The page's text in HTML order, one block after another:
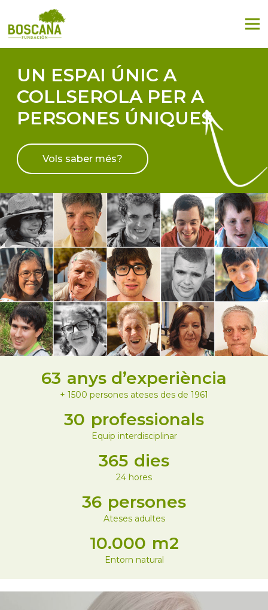
UN ESPAI ÚNIC A
COLLSEROLA PER A
PERSONES ÚNIQUES
Vols saber més?
63 anys d’experiència
+ 1500 persones ateses des de 1961
30 professionals
Equip interdisciplinar
365 dies
24 hores
36 persones
Ateses adultes
10.000 m2
Entorn natural